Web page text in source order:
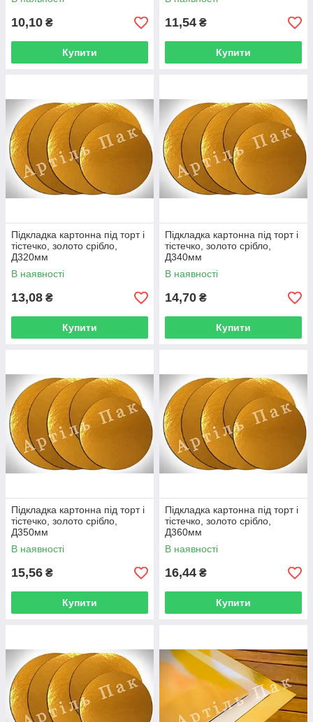
10,10 ₴
Купити
11,54 ₴
Купити
Підкладка картонна під торт і
тістечко, золото срібло,
Д320мм
В наявності
13,08 ₴
Купити
Підкладка картонна під торт і
тістечко, золото срібло,
Д340мм
В наявності
14,70 ₴
Купити
Підкладка картонна під торт і
тістечко, золото срібло,
Д350мм
В наявності
15,56 ₴
Купити
Підкладка картонна під торт і
тістечко, золото срібло,
Д360мм
В наявності
16,44 ₴
Купити